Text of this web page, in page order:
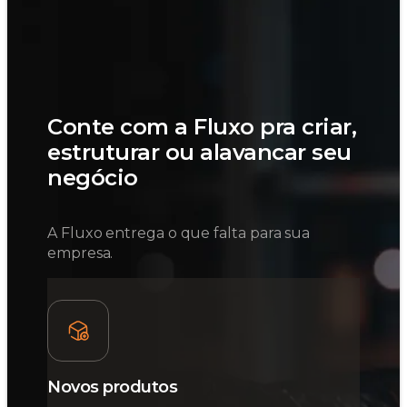
Conte com a Fluxo pra criar,
estruturar ou alavancar seu
negócio
A Fluxo entrega o que falta para sua
empresa.
Novos produtos